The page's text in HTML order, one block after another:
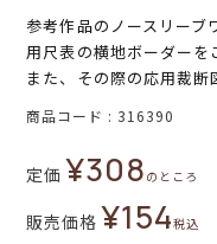
参考作品のノースリーブ
用尺表の横地ボーダーを
また、その際の応用裁断
商品コード 316390
定価 ¥308 のところ
販売価格 ¥154税込